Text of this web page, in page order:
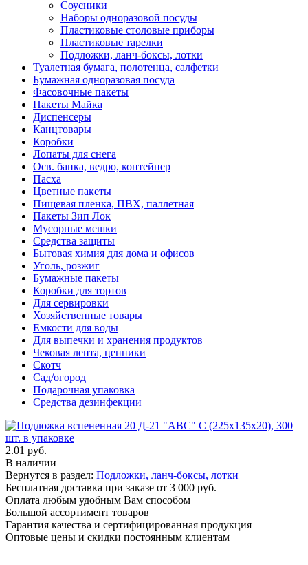
Соусники
Наборы одноразовой посуды
Пластиковые столовые приборы
Пластиковые тарелки
Подложки, ланч-боксы, лотки
Туалетная бумага, полотенца, салфетки
Бумажная одноразовая посуда
Фасовочные пакеты
Пакеты Майка
Диспенсеры
Канцтовары
Коробки
Лопаты для снега
Осв. банка, ведро, контейнер
Пасха
Цветные пакеты
Пищевая пленка, ПВХ, паллетная
Пакеты Зип Лок
Мусорные мешки
Средства защиты
Бытовая химия для дома и офисов
Уголь, розжиг
Бумажные пакеты
Коробки для тортов
Для сервировки
Хозяйственные товары
Емкости для воды
Для выпечки и хранения продуктов
Чековая лента, ценники
Скотч
Сад/огород
Подарочная упаковка
Средства дезинфекции
2.01 руб.
В наличии
Вернутся в раздел: Подложки, ланч-боксы, лотки
Бесплатная доставка при заказе от 3 000 руб.
Оплата любым удобным Вам способом
Большой ассортимент товаров
Гарантия качества и сертифицированная продукция
Оптовые цены и скидки постоянным клиентам